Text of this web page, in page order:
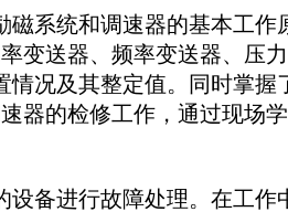
统和调速器的基本工作
送器、频率变送器、压
况及其整定值。同时掌
器的检修工作，通过现场
进行故障处理。在工作